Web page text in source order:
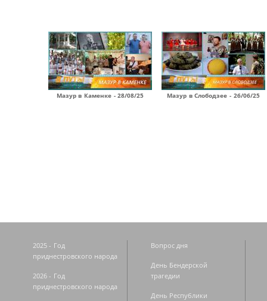
Мазур в Каменке - 28/08/25 Мазур в Слободзее - 26/06/25
2025 - Год
приднестровского народа
2026 - Год
приднестровского народа
Вопрос дня
День Бендерской
трагедии
День Республики